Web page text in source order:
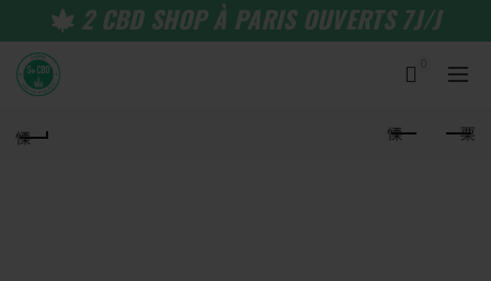
2 CBD SHOP À PARIS OUVERTS 7J/J